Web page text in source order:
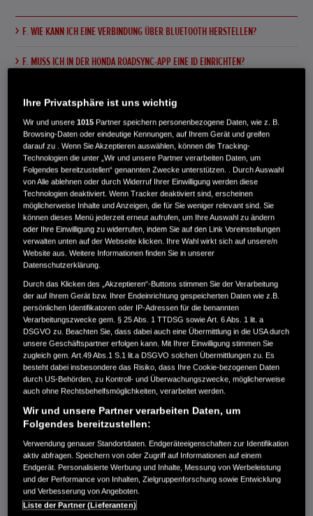
F. WIE KANN ICH EINE VERBINDUNG ÜBER BLUETOOTH HERSTELLEN?
F. MUSS ICH IN DER HONDA ROADSYNC-APP EINE ID EINRICHTEN?
F. KÖNNEN MEHRERE SMARTPHONES GLEICHZEITIG VERBUNDEN WERDEN? WIE
VIELE SMARTPHONES KÖNNEN VERBUNDEN WERDEN?
Verwenden von Honda
RoadSync
F. KANN ICH DIE SMARTPHONE-ANSICHT ANZEIGEN, WÄHREND ICH DIE HONDA
ROADSYNC-APP NUTZE?
F. WIE BEDIENE ICH DIE SCHALTER ZUR NUTZUNG VON HONDA ROADSYNC?
F. DER LENKERSCHALTER AKTIVIERT DIE APP NICHT.
F. WO KANN ICH MEIN SMARTPHONE PLATZIEREN?
F. WELCHE BEFEHLE KANN ICH MIT DER SPRACHERKENNUNG VERWENDEN?
F. WELCHE NAVIGATIONS-APPS WERDEN UNTERSTÜTZT?
F. WIRD DIE TURN-BY-TURN-NAVIGATION AUF DEM TFT-INSTRUMENT ANGEZEIGT?
F. KANN ICH APPS VON DRITTANBIETERN (WHATSAPP, LINE USW.) ZUM
Ihre Privatsphäre ist uns wichtig
Wir und unsere1015 Partner speichern personenbezogene Daten, wie z. B.
Browsing-Daten oder eindeutige Kennungen, auf Ihrem Gerät und greifen
darauf zu . Wenn Sie Akzeptieren auswählen, können die Tracking-
Technologien die unter „Wir und unsere Partner verarbeiten Daten, um
Folgendes bereitzustellen“ genannten Zwecke unterstützen. . Durch Auswahl
von Alle ablehnen oder durch Widerruf Ihrer Einwilligung werden diese
Technologien deaktiviert. Wenn Tracker deaktiviert sind, erscheinen
möglicherweise Inhalte und Anzeigen, die für Sie weniger relevant sind. Sie
können dieses Menü jederzeit erneut aufrufen, um Ihre Auswahl zu ändern
oder Ihre Einwilligung zu widerrufen, indem Sie auf den Link Voreinstellungen
verwalten unten auf der Webseite klicken. Ihre Wahl wirkt sich auf unsere/n
Website aus. Weitere Informationen finden Sie in unserer
Datenschutzerklärung.
Durch das Klicken des „Akzeptieren“-Buttons stimmen Sie der Verarbeitung
der auf Ihrem Gerät bzw. Ihrer Endeinrichtung gespeicherten Daten wie z.B.
persönlichen Identifikatoren oder IP-Adressen für die benannten
Verarbeitungszwecke gem. § 25 Abs. 1 TTDSG sowie Art. 6 Abs. 1 lit. a
DSGVO zu. Beachten Sie, dass dabei auch eine Übermittlung in die USA durch
unsere Geschäftspartner erfolgen kann. Mit Ihrer Einwilligung stimmen Sie
zugleich gem. Art.49 Abs.1 S.1 lit.a DSGVO solchen Übermittlungen zu. Es
besteht dabei insbesondere das Risiko, dass Ihre Cookie-bezogenen Daten
durch US-Behörden, zu Kontroll- und Überwachungszwecke, möglicherweise
auch ohne Rechtsbehelfsmöglichkeiten, verarbeitet werden.
Wir und unsere Partner verarbeiten Daten, um
Folgendes bereitzustellen:
Verwendung genauer Standortdaten. Endgeräteeigenschaften zur Identifikation
aktiv abfragen. Speichern von oder Zugriff auf Informationen auf einem
Endgerät. Personalisierte Werbung und Inhalte, Messung von Werbeleistung
und der Performance von Inhalten, Zielgruppenforschung sowie Entwicklung
und Verbesserung von Angeboten.
Liste der Partner (Lieferanten)